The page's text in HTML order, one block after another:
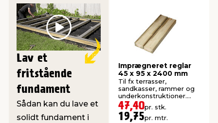
Play
Lav et
fritstående
fundament
Sådan kan du lave et
solidt fundament i
Imprægneret reglar
45 x 95 x 2400 mm
Til fx terrasser,
sandkasser, rammer og
underkonstruktioner.
Høvlet: 45 x 95 mm.
47,40pr. stk.
19,75pr. mtr.